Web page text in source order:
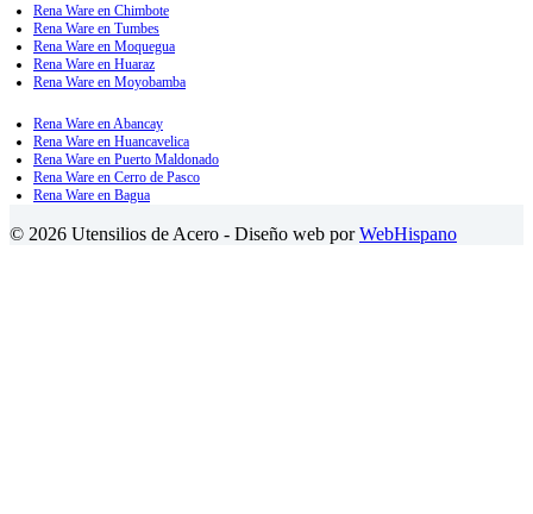
Rena Ware en Chimbote
Rena Ware en Tumbes
Rena Ware en Moquegua
Rena Ware en Huaraz
Rena Ware en Moyobamba
Rena Ware en Abancay
Rena Ware en Huancavelica
Rena Ware en Puerto Maldonado
Rena Ware en Cerro de Pasco
Rena Ware en Bagua
© 2026 Utensilios de Acero - Diseño web porWebHispano